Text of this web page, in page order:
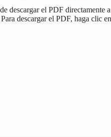
descargar el PDF directamente
descargar el PDF, haga clic